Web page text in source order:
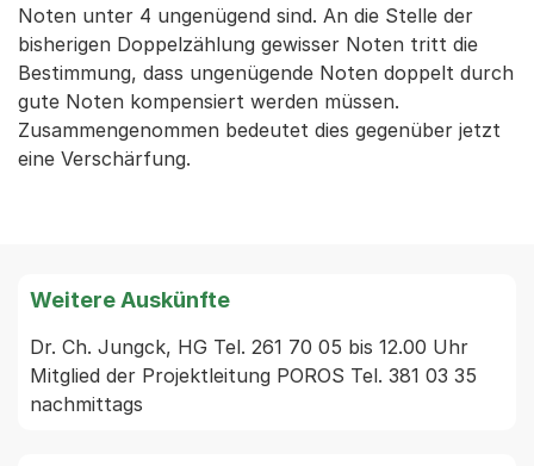
Noten unter 4 ungenügend sind. An die Stelle der
bisherigen Doppelzählung gewisser Noten tritt die
Bestimmung, dass ungenügende Noten doppelt durch
gute Noten kompensiert werden müssen.
Zusammengenommen bedeutet dies gegenüber jetzt
eine Verschärfung.
Weitere Auskünfte
Dr. Ch. Jungck, HG Tel. 261 70 05 bis 12.00 Uhr
Mitglied der Projektleitung POROS Tel. 381 03 35